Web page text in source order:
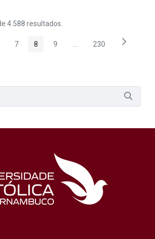
4.588 resultados.
intermediárias Usar ABA para navegar.
Página
7 Página
8 Página
9 Páginas intermediárias
Página
230